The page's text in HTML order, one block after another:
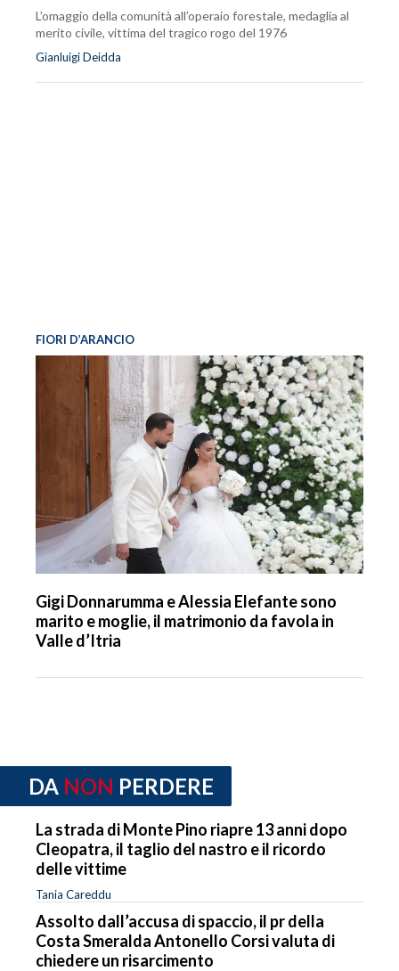
L’omaggio della comunità all’operaio forestale, medaglia al
merito civile, vittima del tragico rogo del 1976
Gianluigi Deidda
FIORI D’ARANCIO
Gigi Donnarumma e Alessia Elefante sono
marito e moglie, il matrimonio da favola in
Valle d’Itria
DA NON PERDERE
La strada di Monte Pino riapre 13 anni dopo
Cleopatra, il taglio del nastro e il ricordo
delle vittime
Tania Careddu
Assolto dall’accusa di spaccio, il pr della
Costa Smeralda Antonello Corsi valuta di
chiedere un risarcimento